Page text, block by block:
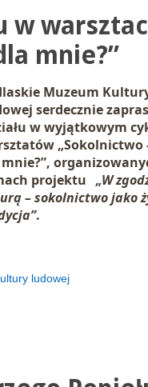
w
mnie?”
Muzeum
serdecznie
w wyjątkowym
„Sokolnictwo
,
projektu „W
– sokolnictwo jako
.
ludowej